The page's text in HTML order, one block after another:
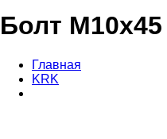
Болт
Главная
KRK